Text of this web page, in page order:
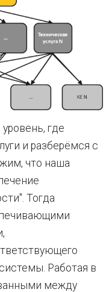
где
и разберёмся с
что наша
Тогда
Работая в
между